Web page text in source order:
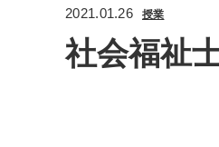
2021.01.26 授業
社会福祉